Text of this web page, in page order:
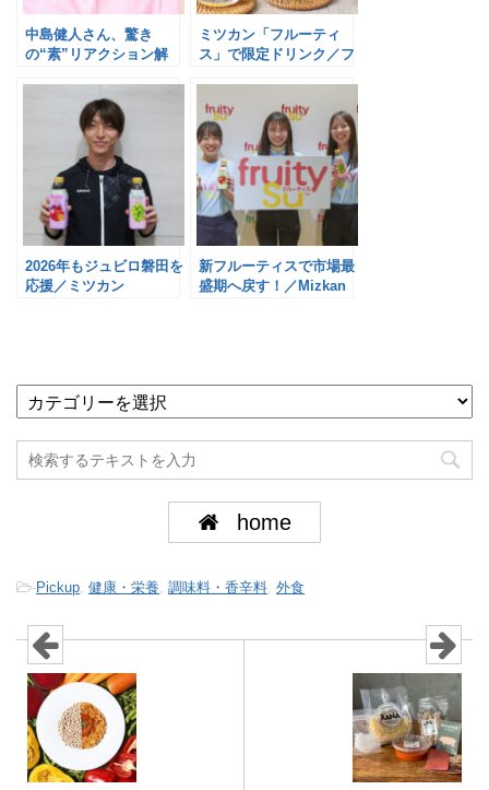
中島健人さん、驚き
の“素”リアクション解
ミツカン「フルーティ
ス」で限定ドリンク／フ
2026年もジュビロ磐田を
応援／ミツカン
新フルーティスで市場最
盛期へ戻す！／Mizkan
home
-Pickup, 健康・栄養, 調味料・香辛料, 外食